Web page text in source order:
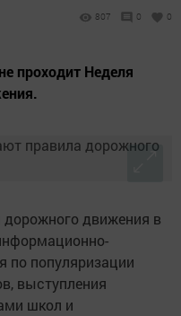
807 0 0
проходит Неделя
дорожного движения в
по популяризации
выступления
школ и